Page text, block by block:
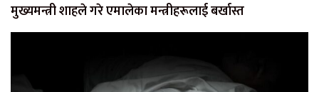
मुख्यमन्त्री शाहले गरे एमालेका मन्त्रीहरूलाई बर्खास्त